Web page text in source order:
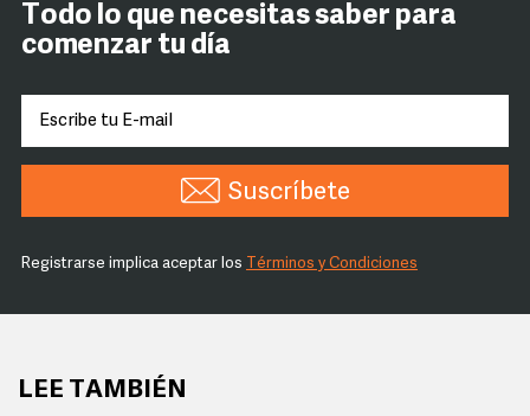
Todo lo que necesitas saber para
comenzar tu día
Suscríbete
Registrarse implica aceptar los Términos y Condiciones
LEE TAMBIÉN